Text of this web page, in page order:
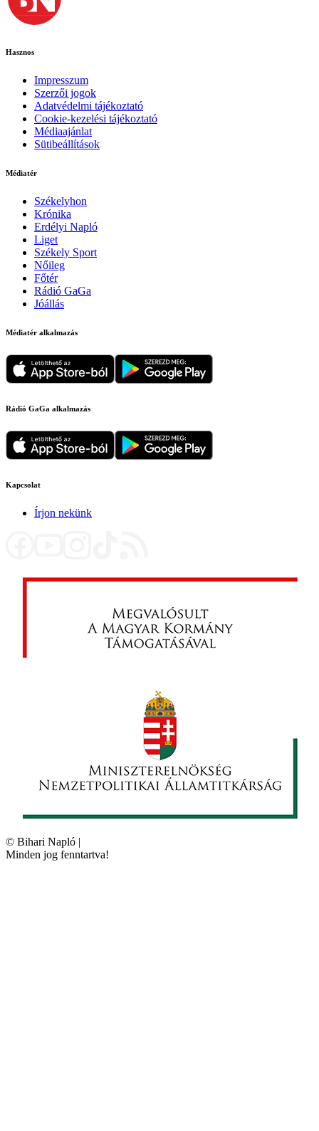
Hasznos
Impresszum
Szerzői jogok
Adatvédelmi tájékoztató
Cookie-kezelési tájékoztató
Médiaajánlat
Sütibeállítások
Médiatér
Székelyhon
Krónika
Erdélyi Napló
Liget
Székely Sport
Nőileg
Főtér
Rádió GaGa
Jóállás
Médiatér alkalmazás
Rádió GaGa alkalmazás
Kapcsolat
Írjon nekünk
© Bihari Napló |
Minden jog fenntartva!